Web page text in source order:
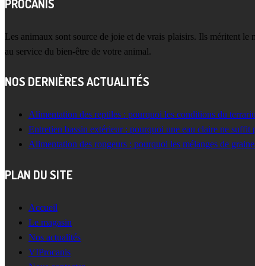
PROCANIS
Les animaux sont source de joie et de vrais plaisirs. Ils méritent le
au service du bien-être de votre animal.
NOS DERNIÈRES ACTUALITÉS
Alimentation des reptiles : pourquoi les conditions du
Entretien bassin extérieur : pourquoi une eau claire ne suffit
Alimentation des rongeurs : pourquoi les mélanges de
PLAN DU SITE
Accueil
Le magasin
Nos actualités
VIProcanis